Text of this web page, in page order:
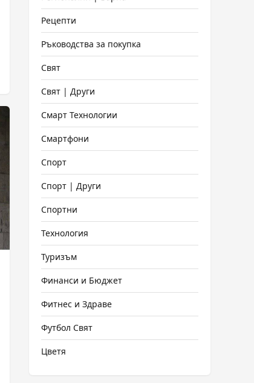
Рецепти
Ръководства за покупка
Свят
Свят | Други
Смарт Технологии
Смартфони
Спорт
Спорт | Други
Спортни
Технология
Туризъм
Финанси и Бюджет
Фитнес и Здраве
Футбол Свят
Цветя